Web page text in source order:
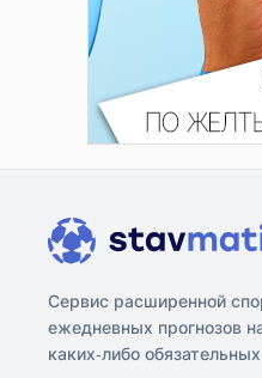
Сервис расширенной
ежедневных прогнозов
каких-либо